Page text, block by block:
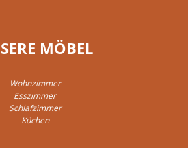
MÖBEL
Wohnzimmer
Esszimmer
Schlafzimmer
Küchen